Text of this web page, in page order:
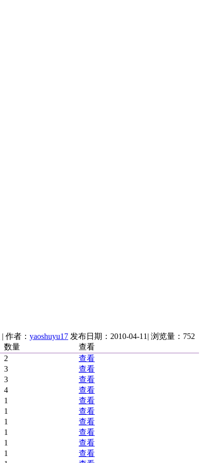
| 作者： yaoshuyu17 发布日期： 2010-04-11 | 浏览量： 752
数量
查看
2
查看
3
查看
3
查看
4
查看
1
查看
1
查看
1
查看
1
查看
1
查看
1
查看